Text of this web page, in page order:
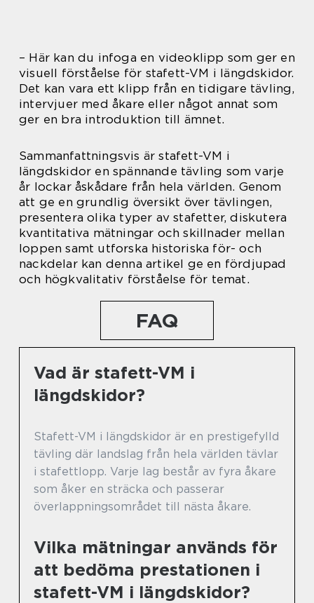
– Här kan du infoga en videoklipp som ger en
visuell förståelse för stafett-VM i längdskidor.
Det kan vara ett klipp från en tidigare tävling,
intervjuer med åkare eller något annat som
ger en bra introduktion till ämnet.
Sammanfattningsvis är stafett-VM i
längdskidor en spännande tävling som varje
år lockar åskådare från hela världen. Genom
att ge en grundlig översikt över tävlingen,
presentera olika typer av stafetter, diskutera
kvantitativa mätningar och skillnader mellan
loppen samt utforska historiska för- och
nackdelar kan denna artikel ge en fördjupad
och högkvalitativ förståelse för temat.
FAQ
Vad är stafett-VM i
längdskidor?
Stafett-VM i längdskidor är en prestigefylld
tävling där landslag från hela världen tävlar
i stafettlopp. Varje lag består av fyra åkare
som åker en sträcka och passerar
överlappningsområdet till nästa åkare.
Vilka mätningar används för
att bedöma prestationen i
stafett-VM i längdskidor?